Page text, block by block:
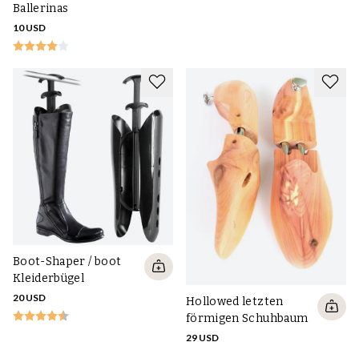
Ballerinas
10 USD
Boot-Shaper / boot
Kleiderbügel
20 USD
Hollowed letzten
förmigen Schuhbaum
29 USD